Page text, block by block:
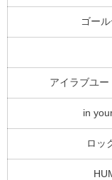
ゴー
アイラブユ
in
ロッ